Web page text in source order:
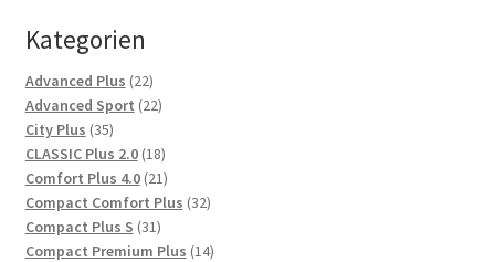
Kategorien
Advanced Plus 2222
Produkte
Advanced Sport 2222
City Plus 3535
Produkte
CLASSIC Plus 2.0 1818
Produkte
Comfort Plus 4.0 2121
Produkte
Compact Comfort Plus 3232
Compact Plus S 3131
Produkte
Compact Premium Plus 1414